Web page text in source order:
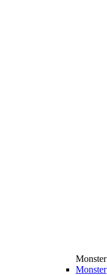
Monster
Monster